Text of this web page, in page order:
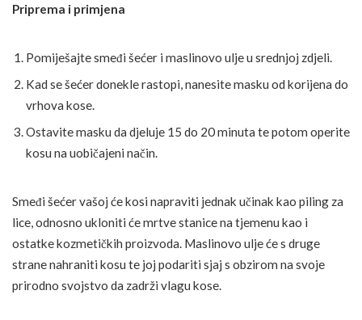
Priprema i primjena
Pomiješajte smeđi šećer i maslinovo ulje u srednjoj zdjeli.
Kad se šećer donekle rastopi, nanesite masku od korijena do
vrhova kose.
Ostavite masku da djeluje 15 do 20 minuta te potom operite
kosu na uobičajeni način.
Smeđi šećer vašoj će kosi napraviti jednak učinak kao piling za
lice, odnosno ukloniti će mrtve stanice na tjemenu kao i
ostatke kozmetičkih proizvoda. Maslinovo ulje će s druge
strane nahraniti kosu te joj podariti sjaj s obzirom na svoje
prirodno svojstvo da zadrži vlagu kose.